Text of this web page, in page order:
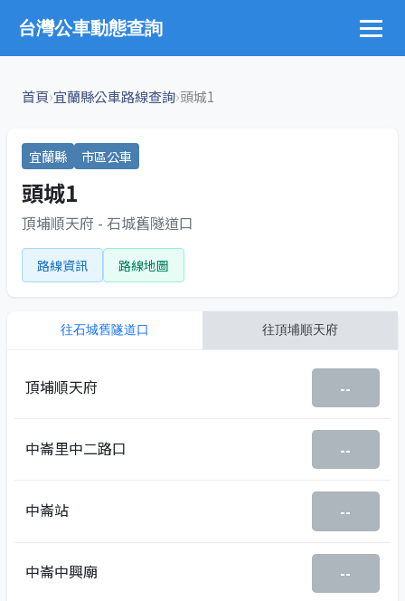
台灣公車動態查詢
首頁›宜蘭縣公車路線查詢›頭城1
宜蘭縣 市區公車
頭城1
頂埔順天府 - 石城舊隧道口
路線資訊 路線地圖
往石城舊隧道口 往頂埔順天府
頂埔順天府 --
中崙里中二路口 --
中崙站 --
中崙中興廟 --